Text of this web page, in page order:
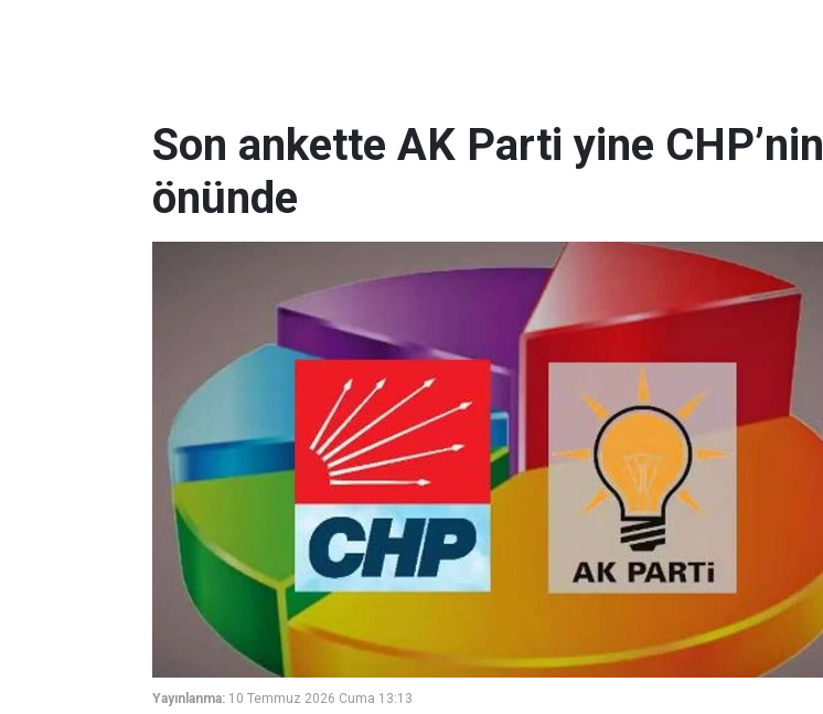
Son ankette AK Parti yine CHP’nin
önünde
Yayınlanma: 10 Temmuz 2026 Cuma 13:13